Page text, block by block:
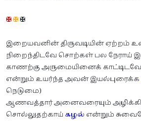
✠✠✠
இறையவனின் திருவடியின் ஏற்றம்
நிறைந்திடவே சொற்கள் பல நேராய்
காணற்கு அருமையினைக் காட்டிடவே
என்றும் உயர்ந்த அவன் இயல்புரைக்க
நெடுமை)
ஆணவத்தார் அனைவரையும்
சொல்லுதற்காய் கழல் என்றும்